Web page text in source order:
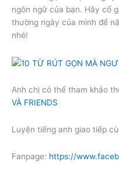
ngôn ngữ của bạn. Hãy cố
thường ngày của mình để
nhé!
Anh chị có thể tham khảo
VÀ FRIENDS
Luyện tiếng anh giao tiếp
Fanpage: https://